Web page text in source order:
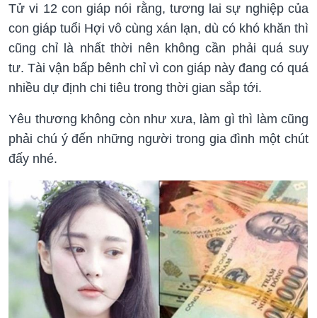
Tử vi 12 con giáp nói rằng, tương lai sự nghiệp của
con giáp tuổi Hợi vô cùng xán lạn, dù có khó khăn thì
cũng chỉ là nhất thời nên không cần phải quá suy
tư. Tài vận bấp bênh chỉ vì con giáp này đang có quá
nhiều dự định chi tiêu trong thời gian sắp tới.
Yêu thương không còn như xưa, làm gì thì làm cũng
phải chú ý đến những người trong gia đình một chút
đấy nhé.